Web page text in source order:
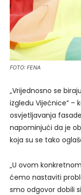
FOTO: FENA
„Vrijednosno se
izgledu Vijećnice“ –
osvjetljavanja
napominjući da je
koja su se tako
„U ovom
ćemo nastaviti
smo odgovor dobili